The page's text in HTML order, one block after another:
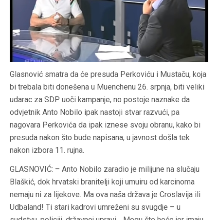
Glasnović smatra da će presuda Perkoviću i Mustaču, koja
bi trebala biti donešena u Muenchenu 26. srpnja, biti veliki
udarac za SDP uoči kampanje, no postoje naznake da
odvjetnik Anto Nobilo ipak nastoji stvar razvući, pa
nagovara Perkovića da ipak iznese svoju obranu, kako bi
presuda nakon što bude napisana, u javnost došla tek
nakon izbora 11. rujna.
GLASNOVIĆ: – Anto Nobilo zaradio je milijune na slučaju
Blaškić, dok hrvatski branitelji koji umuiru od karcinoma
nemaju ni za lijekove. Ma ova naša država je Croslavija ili
Udbaland! Ti stari kadrovi umreženi su svugdje – u